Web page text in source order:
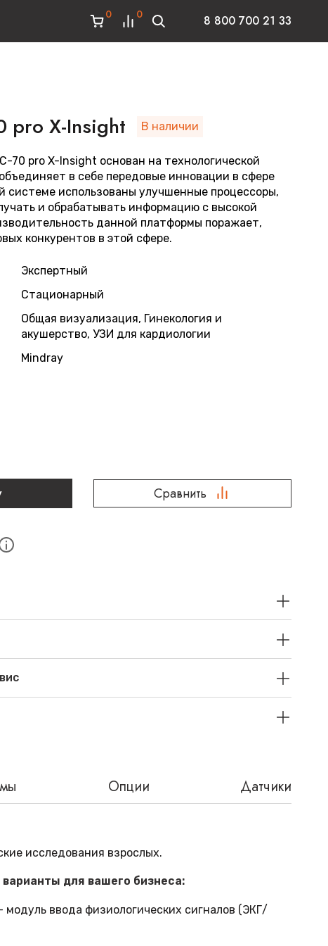
0 0 8 800 700 21 33
pro X-Insight В наличии
70 pro X-Insight основан на технологической
в себе передовые инновации в сфере
системе использованы улучшенные процессоры,
и обрабатывать информацию с высокой
данной платформы поражает,
конкурентов в этой сфере.
Экспертный
Стационарный
Общая визуализация, Гинекология и
акушерство, УЗИ для кардиологии
Mindray
Сравнить
Опции Датчики
исследования взрослых.
для вашего бизнеса:
модуль ввода физиологических сигналов (ЭКГ/